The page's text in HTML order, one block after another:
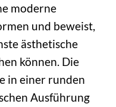
moderne
und beweist,
ästhetische
können. Die
in einer runden
Ausführung